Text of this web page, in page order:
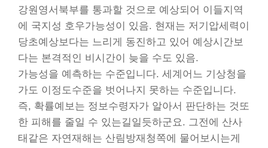
강원영서북부를 통과할 것으로 예상되어 이들지역
에 국지성 호우가능성이 있음. 현재는 저기압세력이
당초예상보다는 느리게 동진하고 있어 예상시간보
다는 본격적인 비시간이 늦을 수도 있음.
가능성을 예측하는 수준입니다. 세계어느 기상청을
가도 이정도수준을 벗어나지 못하는 수준입니다.
즉, 확률예보는 정보수령자가 알아서 판단하는 것또
한 피해를 줄일 수 있는길일듯하군요. 그전에 산사
태같은 자연재해는 산림방재청쪽에 물어보시는게